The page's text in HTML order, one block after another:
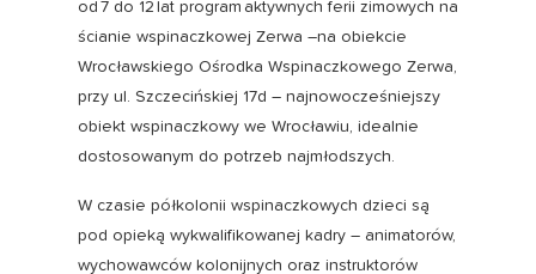
od 7 do 12 lat program aktywnych ferii zimowych na
ścianie wspinaczkowej Zerwa –na obiekcie
Wrocławskiego Ośrodka Wspinaczkowego Zerwa,
przy ul. Szczecińskiej 17d – najnowocześniejszy
obiekt wspinaczkowy we Wrocławiu, idealnie
dostosowanym do potrzeb najmłodszych.
W czasie półkolonii wspinaczkowych dzieci są
pod opieką wykwalifikowanej kadry – animatorów,
wychowawców kolonijnych oraz instruktorów